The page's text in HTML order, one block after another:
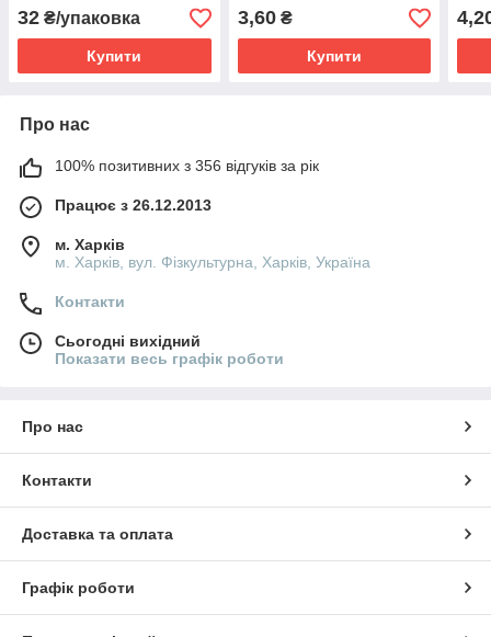
32 ₴/упаковка
Купити
3,60₴
Купити
Про нас
100% позитивних з 356 відгуків за рік
Працює з 26.12.2013
м. Харків
м. Харків, вул. Фізкультурна, Харків, Україна
Контакти
Сьогодні вихідний
Показати весь графік роботи
Про нас
Контакти
Доставка та оплата
Графік роботи